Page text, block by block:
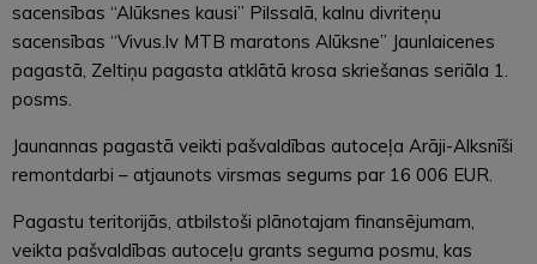
sacensības “Alūksnes kausi” Pilssalā, kalnu divriteņu
sacensības “Vivus.lv MTB maratons Alūksne” Jaunlaicenes
pagastā, Zeltiņu pagasta atklātā krosa skriešanas seriāla 1.
posms.
Jaunannas pagastā veikti pašvaldības autoceļa Arāji-Alksnīši
remontdarbi – atjaunots virsmas segums par 16 006 EUR.
Pagastu teritorijās, atbilstoši plānotajam finansējumam,
veikta pašvaldības autoceļu grants seguma posmu, kas